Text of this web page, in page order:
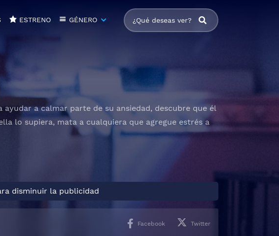
ESTRENO GÉNERO
a calmar parte de su ansiedad, descubre que él
lo supiera, mata a cualquiera que agregue estrés a
disminuir la publicidad
Facebook Twitter